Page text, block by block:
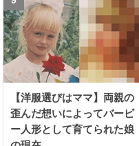
【洋服選びはママ】両親の
歪んだ想いによってバービ
ー人形として育てられた娘